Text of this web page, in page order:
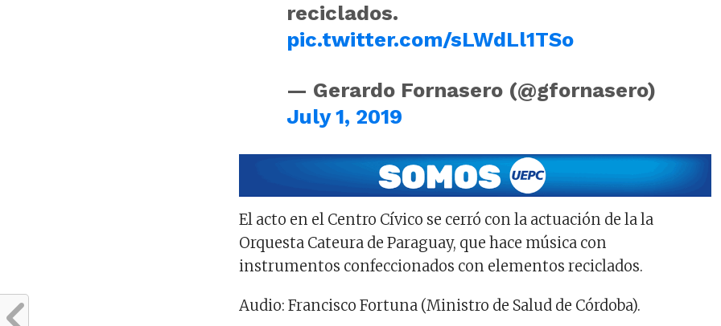
reciclados.
pic.twitter.com/sLWdLl1TSo
— Gerardo Fornasero (@gfornasero)
July 1, 2019
El acto en el Centro Cívico se cerró con la actuación de la la
Orquesta Cateura de Paraguay, que hace música con
instrumentos confeccionados con elementos reciclados.
Audio: Francisco Fortuna (Ministro de Salud de Córdoba).